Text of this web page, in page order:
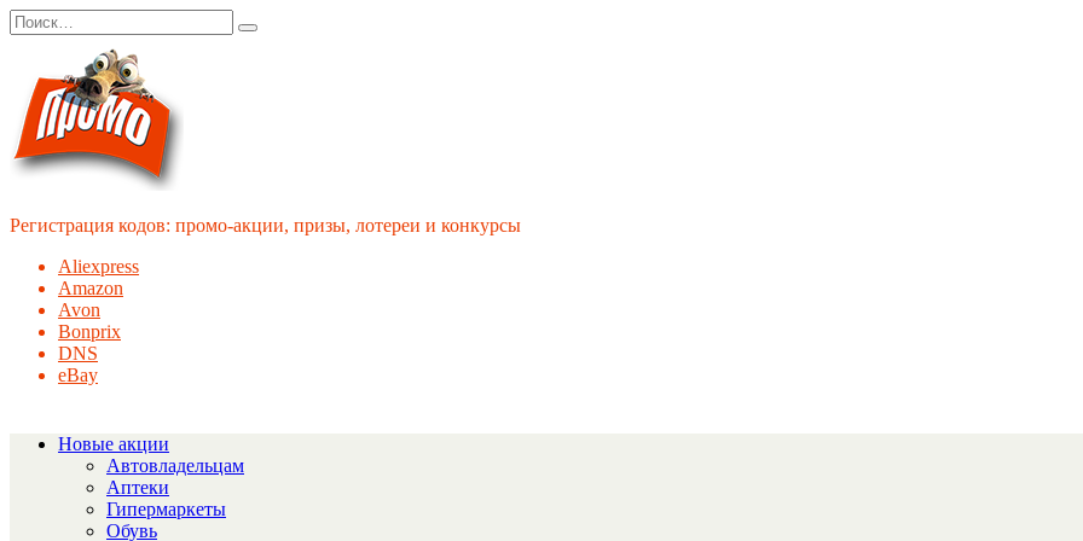
Перейти
к
содержанию
Search
for:
Регистрация кодов: промо-акции, призы, лотереи и конкурсы
Aliexpress
Amazon
Avon
Bonprix
DNS
eBay
Новые акции
Автовладельцам
Аптеки
Гипермаркеты
Обувь